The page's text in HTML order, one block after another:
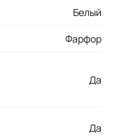
Белый
Фарфор
Да
Да